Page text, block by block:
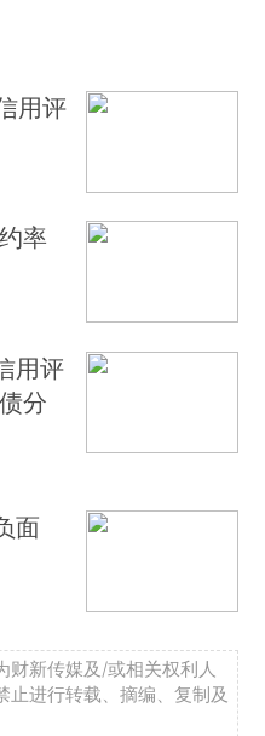
用评
率
用评
分
面
财新传媒及/或相关权利人
止进行转载、摘编、复制及